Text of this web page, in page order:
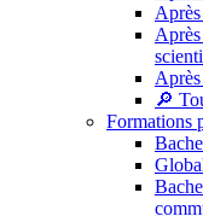
🔎
Formations